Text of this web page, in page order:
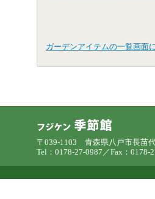
ガーデンアイテムの一覧画面
〒039-1103 青森県八戸市長苗
Tel：0178-27-0987／Fax：0178-